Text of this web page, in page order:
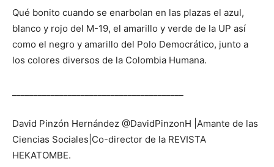
Qué bonito cuando se enarbolan en las plazas el azul,
blanco y rojo del M-19, el amarillo y verde de la UP así
como el negro y amarillo del Polo Democrático, junto a
los colores diversos de la Colombia Humana.
David Pinzón Hernández @DavidPinzonH |Amante de las
Ciencias Sociales|Co-director de la REVISTA
HEKATOMBE.